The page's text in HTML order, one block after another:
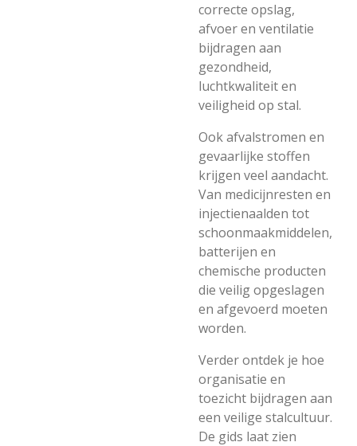
correcte opslag,
afvoer en ventilatie
bijdragen aan
gezondheid,
luchtkwaliteit en
veiligheid op stal.
Ook afvalstromen en
gevaarlijke stoffen
krijgen veel aandacht.
Van medicijnresten en
injectienaalden tot
schoonmaakmiddelen,
batterijen en
chemische producten
die veilig opgeslagen
en afgevoerd moeten
worden.
Verder ontdek je hoe
organisatie en
toezicht bijdragen aan
een veilige stalcultuur.
De gids laat zien